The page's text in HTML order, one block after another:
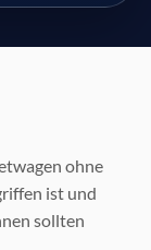
ohne
ist und
sollten